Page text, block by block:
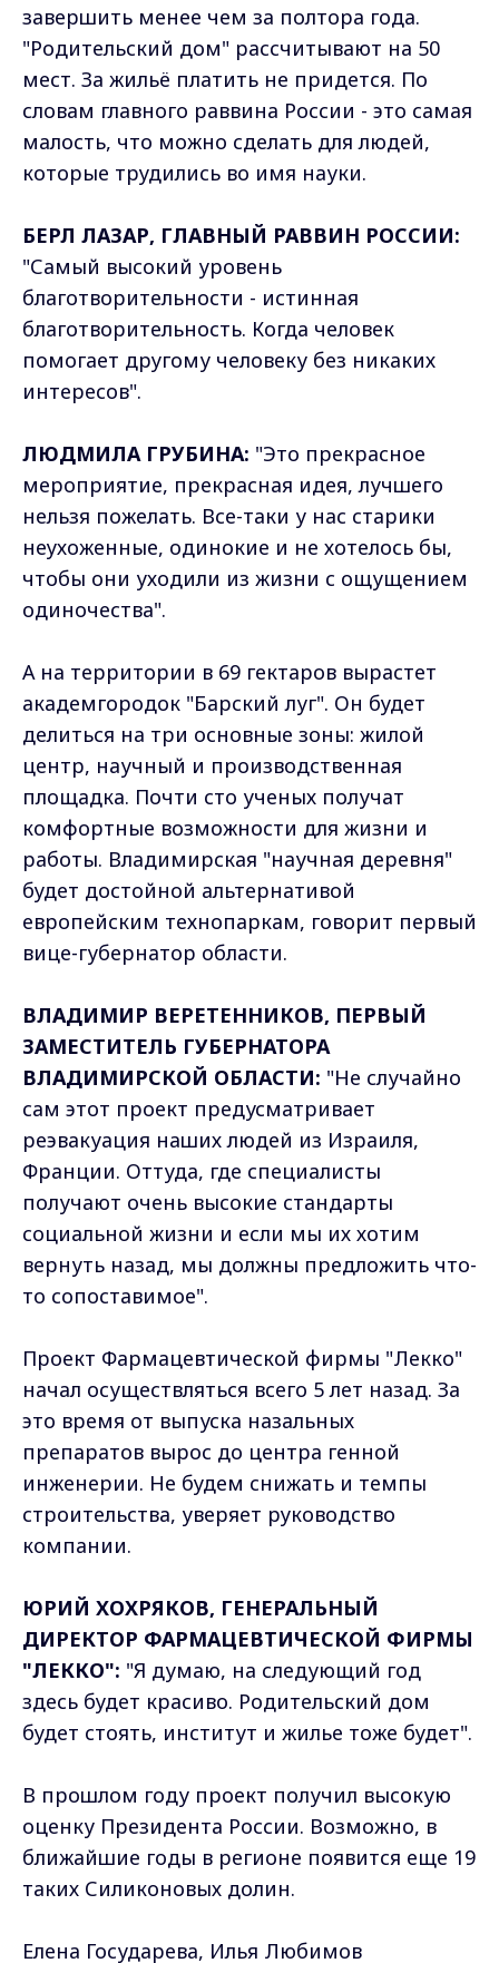
завершить менее чем за полтора года.
"Родительский дом" рассчитывают на 50
мест. За жильё платить не придется. По
словам главного раввина России - это самая
малость, что можно сделать для людей,
которые трудились во имя науки.
БЕРЛ ЛАЗАР, ГЛАВНЫЙ РАВВИН РОССИИ:
"Самый высокий уровень
благотворительности - истинная
благотворительность. Когда человек
помогает другому человеку без никаких
интересов".
ЛЮДМИЛА ГРУБИНА: "Это прекрасное
мероприятие, прекрасная идея, лучшего
нельзя пожелать. Все-таки у нас старики
неухоженные, одинокие и не хотелось бы,
чтобы они уходили из жизни с ощущением
одиночества".
А на территории в 69 гектаров вырастет
академгородок "Барский луг". Он будет
делиться на три основные зоны: жилой
центр, научный и производственная
площадка. Почти сто ученых получат
комфортные возможности для жизни и
работы. Владимирская "научная деревня"
будет достойной альтернативой
европейским технопаркам, говорит первый
вице-губернатор области.
ВЛАДИМИР ВЕРЕТЕННИКОВ, ПЕРВЫЙ
ЗАМЕСТИТЕЛЬ ГУБЕРНАТОРА
ВЛАДИМИРСКОЙ ОБЛАСТИ: "Не случайно
сам этот проект предусматривает
реэвакуация наших людей из Израиля,
Франции. Оттуда, где специалисты
получают очень высокие стандарты
социальной жизни и если мы их хотим
вернуть назад, мы должны предложить что-
то сопоставимое".
Проект Фармацевтической фирмы "Лекко"
начал осуществляться всего 5 лет назад. За
это время от выпуска назальных
препаратов вырос до центра генной
инженерии. Не будем снижать и темпы
строительства, уверяет руководство
компании.
ЮРИЙ ХОХРЯКОВ, ГЕНЕРАЛЬНЫЙ
ДИРЕКТОР ФАРМАЦЕВТИЧЕСКОЙ ФИРМЫ
"ЛЕККО": "Я думаю, на следующий год
здесь будет красиво. Родительский дом
будет стоять, институт и жилье тоже будет".
В прошлом году проект получил высокую
оценку Президента России. Возможно, в
ближайшие годы в регионе появится еще 19
таких Силиконовых долин.
Елена Государева, Илья Любимов